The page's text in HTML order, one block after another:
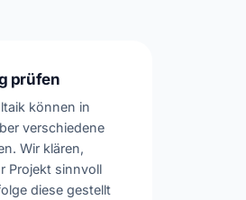
prüfen
können in
verschiedene
Wir klären,
Projekt sinnvoll
diese gestellt